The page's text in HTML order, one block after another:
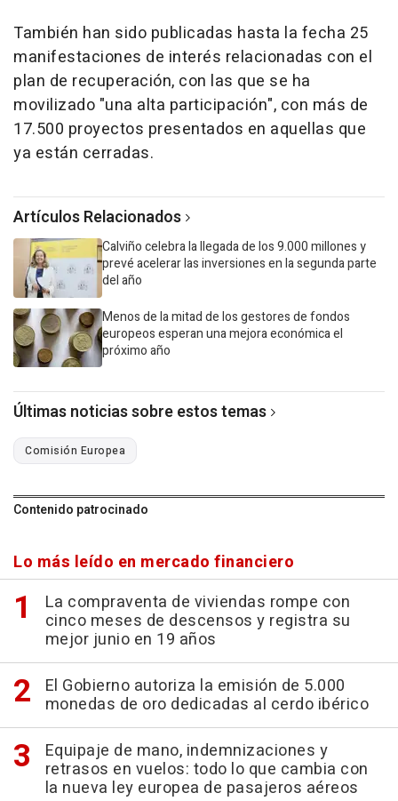
También han sido publicadas hasta la fecha 25
manifestaciones de interés relacionadas con el
plan de recuperación, con las que se ha
movilizado "una alta participación", con más de
17.500 proyectos presentados en aquellas que
ya están cerradas.
Artículos Relacionados
Calviño celebra la llegada de los 9.000 millones y
prevé acelerar las inversiones en la segunda parte
del año
Menos de la mitad de los gestores de fondos
europeos esperan una mejora económica el
próximo año
Últimas noticias sobre estos temas
Comisión Europea
Contenido patrocinado
Lo más leído en mercado financiero
La compraventa de viviendas rompe con
cinco meses de descensos y registra su
mejor junio en 19 años
El Gobierno autoriza la emisión de 5.000
monedas de oro dedicadas al cerdo ibérico
Equipaje de mano, indemnizaciones y
retrasos en vuelos: todo lo que cambia con
la nueva ley europea de pasajeros aéreos